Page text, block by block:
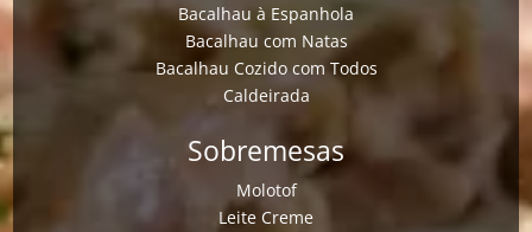
Bacalhau à Espanhola
Bacalhau com Natas
Bacalhau Cozido com Todos
Caldeirada
Sobremesas
Molotof
Leite Creme